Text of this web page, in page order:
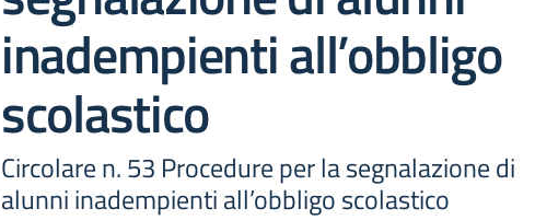
inadempienti all’obbligo
scolastico
Circolare n. 53 Procedure per la segnalazione di
alunni inadempienti all’obbligo scolastico